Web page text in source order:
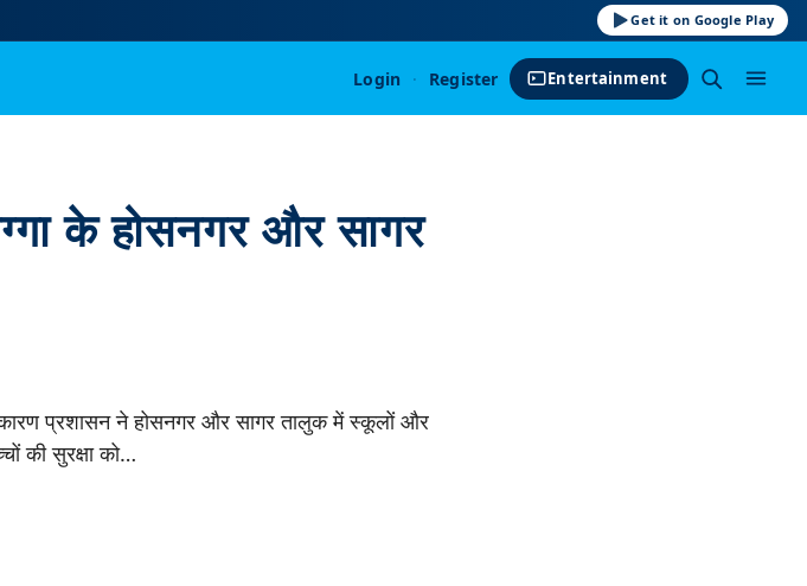
Get it on Google Play
Login · Register Entertainment
के होसनगर और सागर
कारण प्रशासन ने होसनगर और सागर तालुक में स्कूलों और
की सुरक्षा को…